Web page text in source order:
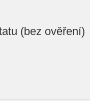
(bez ověření)